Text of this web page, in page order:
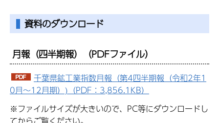
資料のダウンロード
月報（四半期報） （PDFファイル）
千葉県鉱工業指数月報（第4四半期報（令和2年1
0月～12月期）)（PDF：3,856.1KB）
※ファイルサイズが大きいので、PC等にダウンロードし